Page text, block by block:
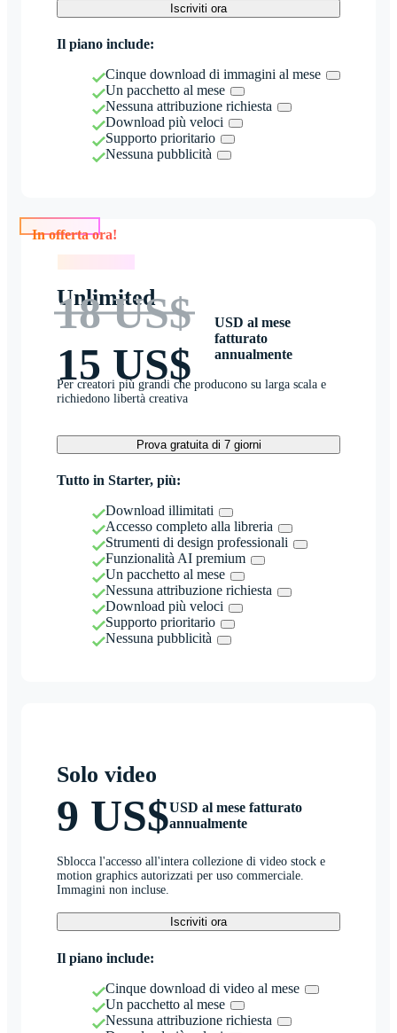
Iscriviti ora
Il piano include:
Cinque download di immagini al mese
Un pacchetto al mese
Nessuna attribuzione richiesta
Download più veloci
Supporto prioritario
Nessuna pubblicità
Unlimited
18 US$
15 US$
USD al mese
fatturato
annualmente
Per creatori più grandi che producono su larga scala e
richiedono libertà creativa
Prova gratuita di 7 giorni
Tutto in Starter, più:
Download illimitati
Accesso completo alla libreria
Strumenti di design professionali
Funzionalità AI premium
Un pacchetto al mese
Nessuna attribuzione richiesta
Download più veloci
Supporto prioritario
Nessuna pubblicità
Solo video
9 US$USD al mese fatturato
annualmente
Sblocca l'accesso all'intera collezione di video stock e
motion graphics autorizzati per uso commerciale.
Immagini non incluse.
Iscriviti ora
Il piano include:
Cinque download di video al mese
Un pacchetto al mese
Nessuna attribuzione richiesta